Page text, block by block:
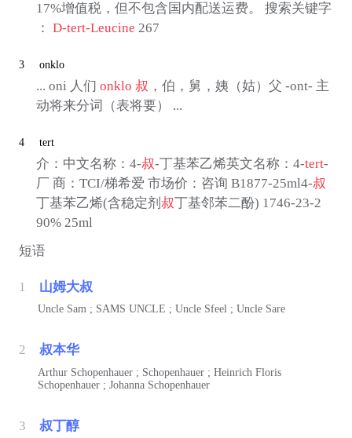
17%增值税，但不包含国内配送运费。 搜索关键字
： D-tert-Leucine 267
3 onklo
... oni 人们 onklo 叔 ，伯，舅，姨（姑）父 -ont- 主
动将来分词（表将要） ...
4 tert
介：中文名称：4-叔-丁基苯乙烯英文名称：4-tert-
厂 商：TCI/梯希爱 市场价：咨询 B1877-25ml4-叔
丁基苯乙烯(含稳定剂 叔丁基邻苯二酚) 1746-23-2
90% 25ml
短语
1 山姆大叔
Uncle Sam ; SAMS UNCLE ; Uncle Sfeel ; Uncle Sare
2 叔本华
Arthur Schopenhauer ; Schopenhauer ; Heinrich Floris
Schopenhauer ; Johanna Schopenhauer
3 叔丁醇